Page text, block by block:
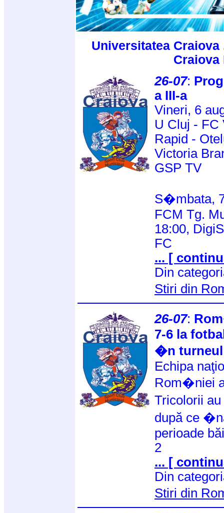
Universitatea
Craiova
26-07:
a III-a
Vineri, 6
U Cluj - FC
Rapid -
Victoria
GSP TV
S�mbata,
FCM Tg.
18:00,
FC
... [
Din
Stiri din
26-07:
7-6 la
�n turneul
Echipa
Rom�niei
Tricolorii
după ce
perioade
2
... [
Din
Stiri din